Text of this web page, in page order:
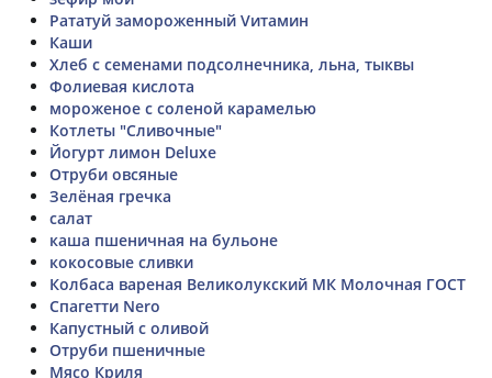
Рататуй замороженный Vитамин
Каши
Хлеб с семенами подсолнечника, льна, тыквы
Фолиевая кислота
мороженое с соленой карамелью
Котлеты "Сливочные"
Йогурт лимон Deluxe
Отруби овсяные
Зелёная гречка
салат
каша пшеничная на бульоне
кокосовые сливки
Колбаса вареная Великолукский МК Молочная ГОСТ
Спагетти Nero
Капустный с оливой
Отруби пшеничные
Мясо Криля